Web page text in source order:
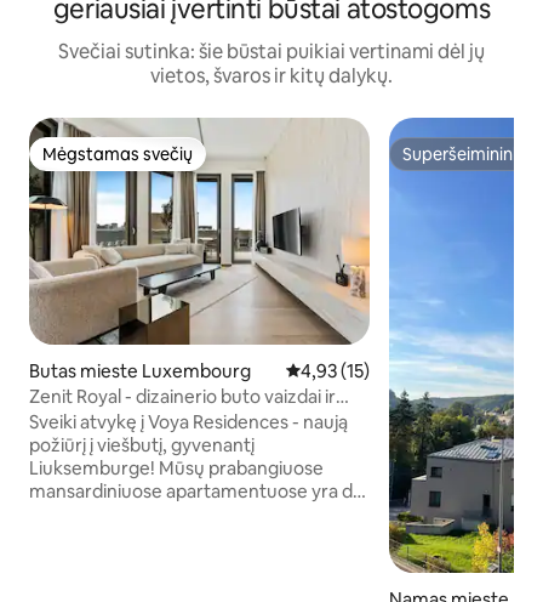
geriausiai įvertinti būstai atostogoms
Svečiai sutinka: šie būstai puikiai vertinami dėl jų
vietos, švaros ir kitų dalykų.
Mėgstamas svečių
Mėgstamas svečių
Butas mieste Luxembourg Vidutinis įvertinimas: 4,93 iš 5,
4,93 (15)
Zenit Royal - dizainerio buto vaizdai ir
konsjeržas
Sveiki atvykę į Voya Residences - naują
požiūrį į viešbutį, gyvenantį
Liuksemburge! Mūsų prabangiuose
mansardiniuose apartamentuose yra dvi
Superšeimininkas
Superšeimininkas